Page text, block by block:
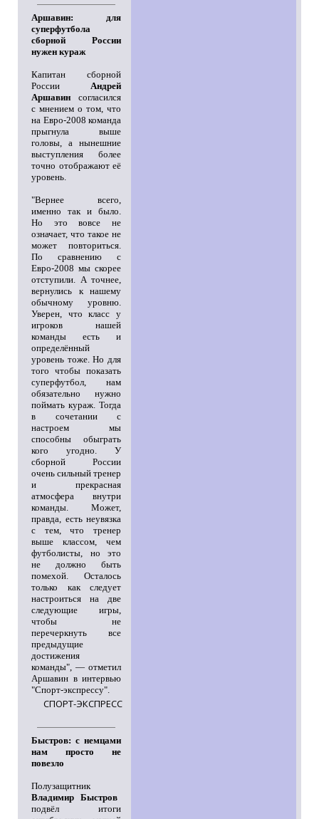
Аршавин: для
суперфутбола
сборной России
нужен кураж
Капитан сборной
России Андрей
Аршавин согласился
с мнением о том, что
на Евро-2008 команда
прыгнула выше
головы, а нынешние
выступления более
точно отображают её
уровень.
"Вернее всего,
именно так и было.
Но это вовсе не
означает, что такое не
может повториться.
По сравнению с
Евро-2008 мы скорее
отступили. А точнее,
вернулись к нашему
обычному уровню.
Уверен, что класс у
игроков нашей
команды есть и
определённый
уровень тоже. Но для
того чтобы показать
суперфутбол, нам
обязательно нужно
поймать кураж. Тогда
в сочетании с
настроем мы
способны обыграть
кого угодно. У
сборной России
очень сильный тренер
и прекрасная
атмосфера внутри
команды. Может,
правда, есть неувязка
с тем, что тренер
выше классом, чем
футболисты, но это
не должно быть
помехой. Осталось
только как следует
настроиться на две
следующие игры,
чтобы не
перечеркнуть все
предыдущие
достижения
команды", — отметил
Аршавин в интервью
"Спорт-экспрессу".
СПОРТ-ЭКСПРЕСС
Быстров: с немцами
нам просто не
повезло
Полузащитник
Владимир Быстров
подвёл итоги